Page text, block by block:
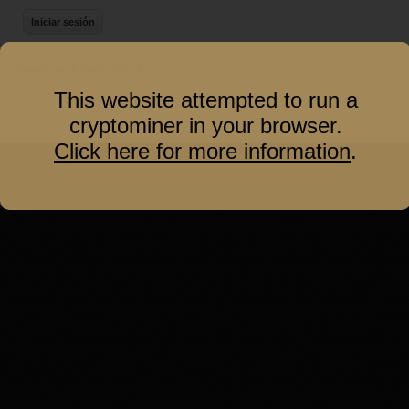
This website attempted to run a
cryptominer in your browser.
Click here for more information.